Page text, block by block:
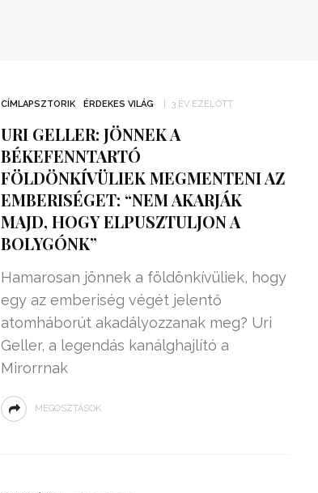
CÍMLAPSZTORIK ÉRDEKES VILÁG 3 ÉV EZELŐTT
URI GELLER: JÖNNEK A
BÉKEFENNTARTÓ
FÖLDÖNKÍVÜLIEK MEGMENTENI AZ
EMBERISÉGET: “NEM AKARJÁK
MAJD, HOGY ELPUSZTULJON A
BOLYGÓNK”
Hamarosan jönnek a földönkívüliek, hogy
egy az emberiség végét jelentő
atomháborút akadályozzanak meg? Uri
Geller, a legendás kanálghajlító a
Mirorrnak
MEGOSZTÁSOK